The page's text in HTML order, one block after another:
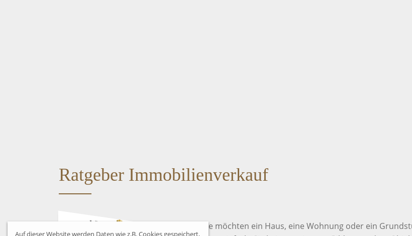
Auf dieser Website werden Daten wie z.B. Cookies gespeichert,
Ratgeber Immobilienverkauf
Sie möchten ein Haus, eine Wohnung oder ein